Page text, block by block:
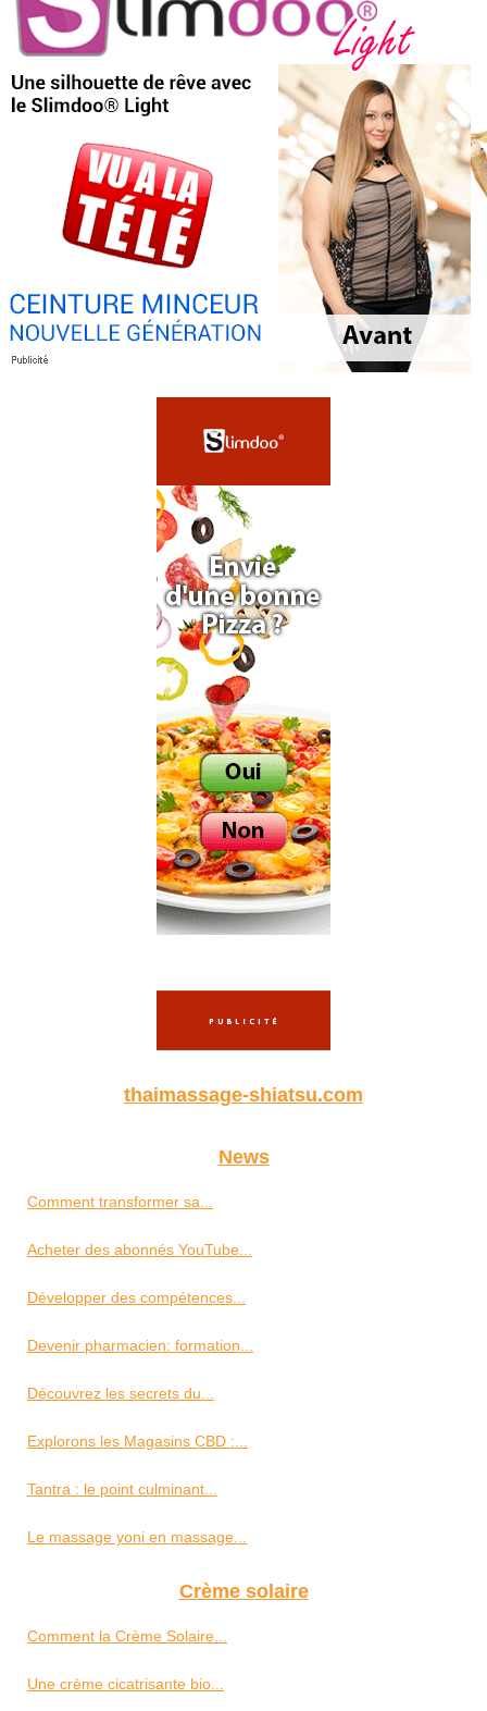
thaimassage-shiatsu.com
News
Comment transformer sa...
Acheter des abonnés YouTube...
Développer des compétences...
Devenir pharmacien: formation...
Découvrez les secrets du...
Explorons les Magasins CBD :...
Tantra : le point culminant...
Le massage yoni en massage...
Crème solaire
Comment la Crème Solaire...
Une crème cicatrisante bio...